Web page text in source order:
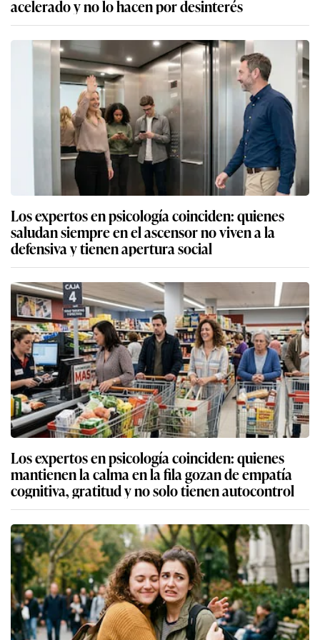
acelerado y no lo hacen por desinterés
Los expertos en psicología coinciden: quienes
saludan siempre en el ascensor no viven a la
defensiva y tienen apertura social
Los expertos en psicología coinciden: quienes
mantienen la calma en la fila gozan de empatía
cognitiva, gratitud y no solo tienen autocontrol